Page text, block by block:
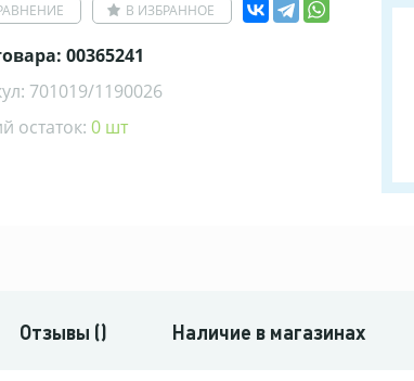
В ИЗБРАННОЕ
00365241
701019/1190026
остаток:0 шт
Отзывы () Наличие в магазинах